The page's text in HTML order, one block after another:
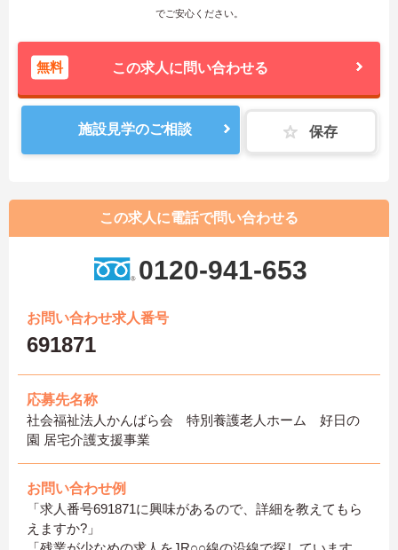
でご安心ください。
無料 この求人に問い合わせる
施設見学のご相談 保存
この求人に電話で問い合わせる
0120-941-653
お問い合わせ求人番号
691871
応募先名称
社会福祉法人かんばら会 特別養護老人ホーム 好日の
園 居宅介護支援事業
お問い合わせ例
「求人番号691871に興味があるので、詳細を教えてもら
えますか?」